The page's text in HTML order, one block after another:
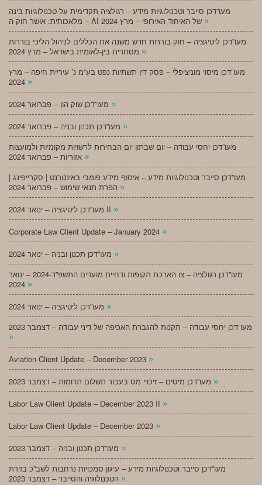
מעו”דכן סייבר וטכנולוגיות מידע – רגולציה תקדימית על טכנולוגיות בינה
»
מעו”דכן ליטיגציה – חוק בוררות חדש משנה את הכללים לניהול הליכי בוררות
»
מעו”דכן מיסוי מוניציפלי – פסק דין תשתיות נפט בע”מ נ’ עיריית חיפה – מרץ
»
»
»
מעו”דכן יחסי עבודה – יום שבתון יום הבחירות לרשויות מקומיות ולמועצות
»
מעו”דכן סייבר וטכנולוגיות מידע – איסוף מידע פומבי באינטרנט | סקרייפינג |
»
מעו”דכן ליטיגציה – ינואר 2024 II »
Corporate Law Client Update – January 2024 »
»
מעו”דכן רגולציה – צו הארכת תקופות ודחיית מועדים התשפ”ד-2024 – ינואר
»
»
מעו”דכן יחסי עבודה – תקנות להגברת האכיפה של דיני עבודה – דצמבר 2023
»
Aviation Client Update – December 2023 »
»
Labor Law Client Update – December 2023 II »
Labor Law Client Update – December 2023 »
»
מעו”דכן סייבר וטכנולוגיות מידע – עיגון סמכויות נרחבות לשב”כ בזירת
»